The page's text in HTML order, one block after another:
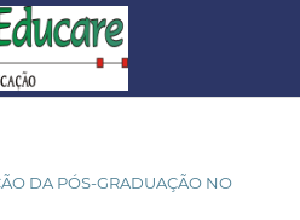
DA PÓS-GRADUAÇÃO NO